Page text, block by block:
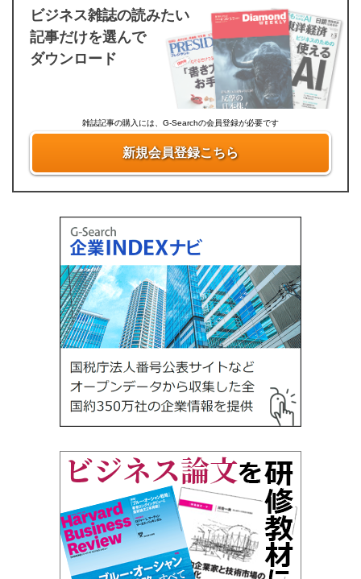
ビジネス雑誌の読みたい
記事だけを選んで
ダウンロード
雑誌記事の購入には、G-Searchの会員登録が必要です
新規会員登録こちら